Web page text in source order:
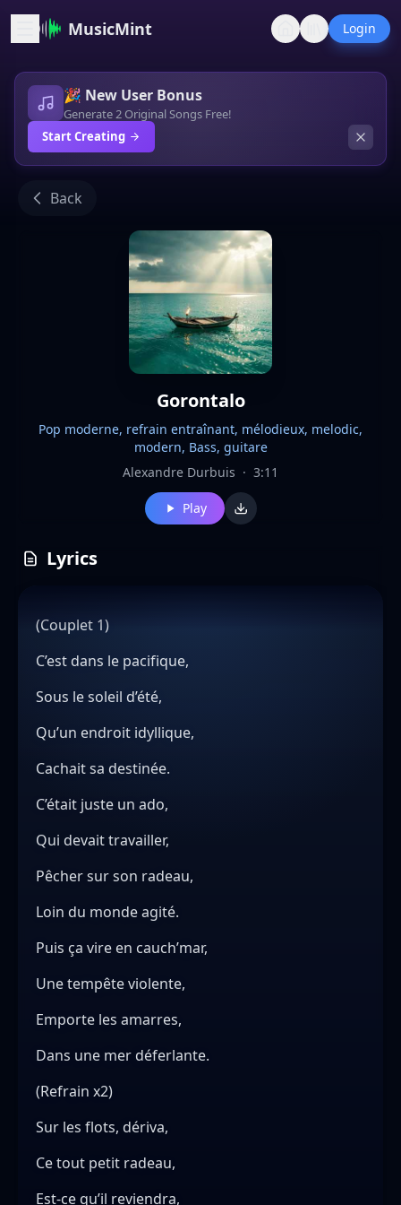
MusicMint Login
🎉 New User Bonus
Generate 2 Original Songs Free!
Start Creating
Back
Gorontalo
Pop moderne, refrain entraînant, mélodieux, melodic,
modern, Bass, guitare
Alexandre Durbuis · 3:11
Play
Lyrics
(Couplet 1)
C’est dans le pacifique,
Sous le soleil d’été,
Qu’un endroit idyllique,
Cachait sa destinée.
C’était juste un ado,
Qui devait travailler,
Pêcher sur son radeau,
Loin du monde agité.
Puis ça vire en cauch’mar,
Une tempête violente,
Emporte les amarres,
Dans une mer déferlante.
(Refrain x2)
Sur les flots, dériva,
Ce tout petit radeau,
Est-ce qu’il reviendra,